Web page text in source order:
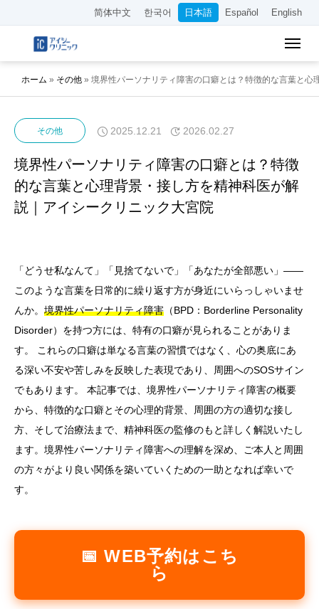
简体中文 한국어 日本語 Español English
ホーム » その他 » 境界性パーソナリティ障害の口癖とは？特徴的な言葉と
その他 2025.12.21 2026.02.27
境界性パーソナリティ障害の口癖とは？特徴
的な言葉と心理背景・接し方を精神科医が解
説｜アイシークリニック大宮院
「どうせ私なんて」「見捨てないで」「あなたが全部悪い」——
このような言葉を日常的に繰り返す方が身近にいらっしゃいませ
んか。 境界性パーソナリティ障害 （BPD：Borderline Personality
Disorder）を持つ方には、特有の口癖が見られることがありま
す。 これらの口癖は単なる言葉の習慣ではなく、心の奥底にあ
る深い不安や苦しみを反映した表現であり、周囲へのSOSサイン
でもあります。 本記事では、境界性パーソナリティ障害の概要
から、特徴的な口癖とその心理的背景、周囲の方の適切な接し
方、そして治療法まで、精神科医の監修のもと詳しく解説いたし
ます。境界性パーソナリティ障害への理解を深め、ご本人と周囲
の方々がより良い関係を築いていくための一助となれば幸いで
す。
📅 WEB予約はこち
ら